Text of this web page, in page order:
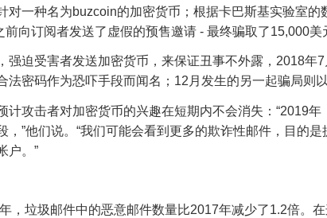
对一种名为buzcoin的加密货币； 根据卡巴斯基实验室的
向订阅者发送了虚假的预售邀请 - 最终骗取了15,000美
强迫受害者发送加密货币，来保证丑事不外露，2018年
法密码作为恐吓手段而闻名； 12月发生的另一起骗局则
计攻击者对加密货币的兴趣在短期内不会消失：“2019年
”他们说。 “我们可能会看到更多的欺诈性邮件，目的
户。”
，垃圾邮件中的恶意邮件数量比2017年减少了1.2倍。